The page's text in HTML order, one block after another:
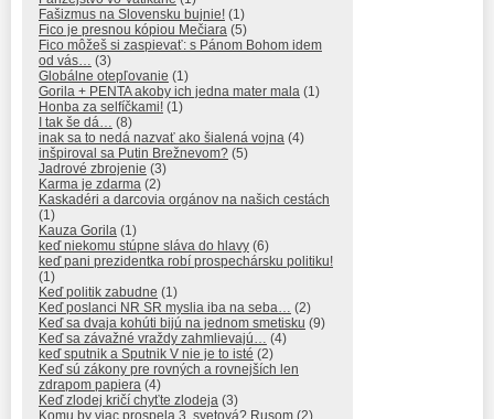
Fašizmus na Slovensku bujnie! (1)
Fico je presnou kópiou Mečiara (5)
Fico môžeš si zaspievať: s Pánom Bohom idem
od vás… (3)
Globálne otepľovanie (1)
Gorila + PENTA akoby ich jedna mater mala (1)
Honba za selfíčkami! (1)
I tak še dá… (8)
inak sa to nedá nazvať ako šialená vojna (4)
inšpiroval sa Putin Brežnevom? (5)
Jadrové zbrojenie (3)
Karma je zdarma (2)
Kaskadéri a darcovia orgánov na našich cestách
(1)
Kauza Gorila (1)
keď niekomu stúpne sláva do hlavy (6)
keď pani prezidentka robí prospechársku politiku!
(1)
Keď politik zabudne (1)
Keď poslanci NR SR myslia iba na seba… (2)
Keď sa dvaja kohúti bijú na jednom smetisku (9)
Keď sa závažné vraždy zahmlievajú… (4)
keď sputnik a Sputnik V nie je to isté (2)
Keď sú zákony pre rovných a rovnejších len
zdrapom papiera (4)
Keď zlodej kričí chyťte zlodeja (3)
Komu by viac prospela 3. svetová? Rusom (2)